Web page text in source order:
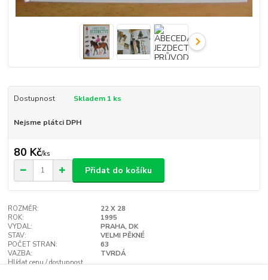
Dostupnost Skladem 1 ks
Nejsme plátci DPH
80 Kč/ks
Přidat do košíku
ROZMĚR:
22 X 28
ROK:
1995
VYDAL:
PRAHA, DK
STAV:
VELMI PĚKNÉ
POČET STRAN:
63
VAZBA:
TVRDÁ
Hlídat cenu / dostupnost